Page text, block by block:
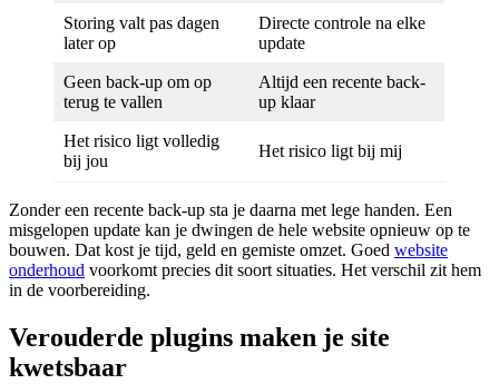
Storing valt pas dagen
later op
Directe controle na elke
update
Geen back-up om op
terug te vallen
Altijd een recente back-
up klaar
Het risico ligt volledig
bij jou
Het risico ligt bij mij
Zonder een recente back-up sta je daarna met lege handen. Een
misgelopen update kan je dwingen de hele website opnieuw op te
bouwen. Dat kost je tijd, geld en gemiste omzet. Goed website
onderhoud voorkomt precies dit soort situaties. Het verschil zit hem
in de voorbereiding.
Verouderde plugins maken je site
kwetsbaar